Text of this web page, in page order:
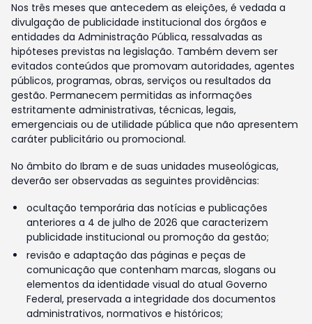
Nos três meses que antecedem as eleições, é vedada a
divulgação de publicidade institucional dos órgãos e
entidades da Administração Pública, ressalvadas as
hipóteses previstas na legislação. Também devem ser
evitados conteúdos que promovam autoridades, agentes
públicos, programas, obras, serviços ou resultados da
gestão. Permanecem permitidas as informações
estritamente administrativas, técnicas, legais,
emergenciais ou de utilidade pública que não apresentem
caráter publicitário ou promocional.
No âmbito do Ibram e de suas unidades museológicas,
deverão ser observadas as seguintes providências:
ocultação temporária das notícias e publicações
anteriores a 4 de julho de 2026 que caracterizem
publicidade institucional ou promoção da gestão;
revisão e adaptação das páginas e peças de
comunicação que contenham marcas, slogans ou
elementos da identidade visual do atual Governo
Federal, preservada a integridade dos documentos
administrativos, normativos e históricos;